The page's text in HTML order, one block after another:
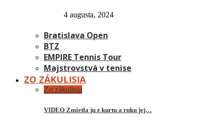
4 augusta, 2024
Bratislava Open
BTZ
EMPIRE Tennis Tour
Majstrovstvá v tenise
ZO ZÁKULISIA
Zo zákulisia
VIDEO Zmietla ju z kurtu a ruku jej…